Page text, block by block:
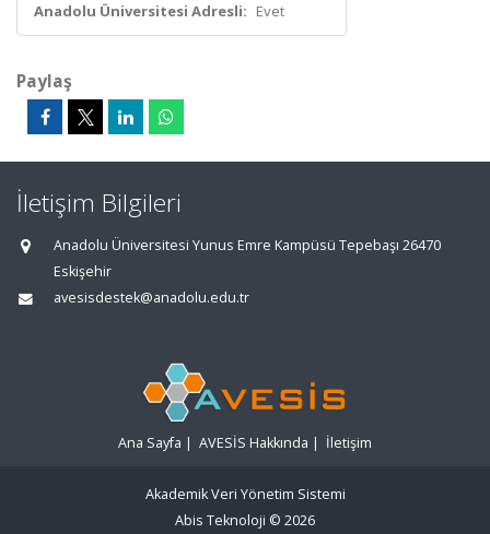
Anadolu Üniversitesi Adresli: Evet
Paylaş
İletişim Bilgileri
Anadolu Üniversitesi Yunus Emre Kampüsü Tepebaşı 26470
Eskişehir
avesisdestek@anadolu.edu.tr
Ana Sayfa | AVESİS Hakkında | İletişim
Akademik Veri Yönetim Sistemi
Abis Teknoloji © 2026